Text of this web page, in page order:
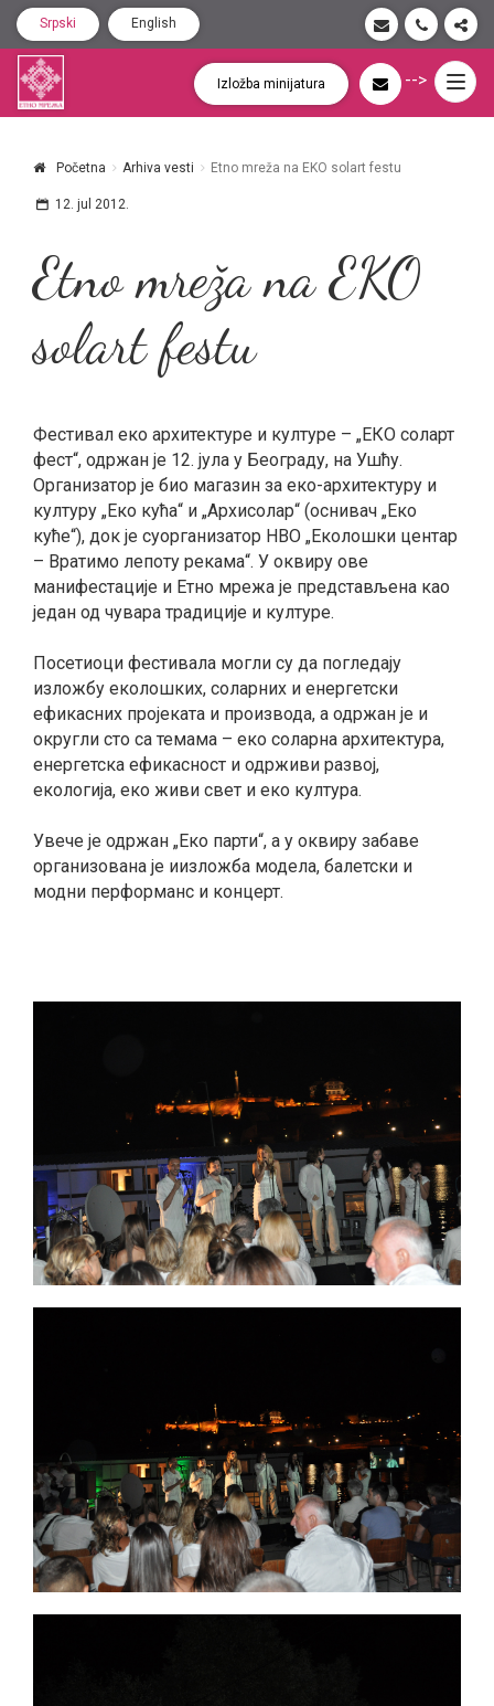
Srpski English
Izložba minijatura -->
Početna Arhiva vesti Etno mreža na EKO solart festu
12. jul 2012.
Etno mreža na EKO
solart festu
Фестивал еко архитектуре и културе – „ЕКО соларт
фест“, одржан је 12. јула у Београду, на Ушћу.
Организатор је био магазин за еко-архитектуру и
културу „Еко кућа“ и „Архисолар“ (оснивач „Еко
куће“), док је суорганизатор НВО „Еколошки центар
– Вратимо лепоту рекама“. У оквиру ове
манифестације и Етно мрежа је представљена као
један од чувара традиције и културе.
Посетиоци фестивала могли су да погледају
изложбу еколошких, соларних и енергетски
ефикасних пројеката и производа, а одржан је и
округли сто са темама – еко соларна архитектура,
енергетска ефикасност и одрживи развој,
екологија, еко живи свет и еко култура.
Увече је одржан „Еко парти“, а у оквиру забаве
организована је иизложба модела, балетски и
модни перформанс и концерт.